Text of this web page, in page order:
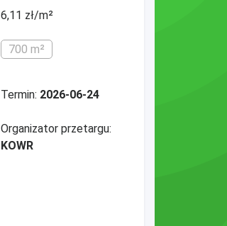
6,11 zł/m²
700 m²
Termin: 2026-06-24
Organizator przetargu:
KOWR